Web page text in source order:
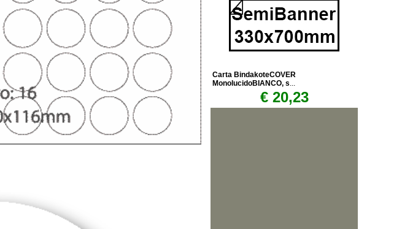
Carta BindakoteCOVER
MonolucidoBIANCO, s...
€ 20,23